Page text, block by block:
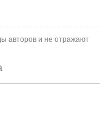
авторов и не отражают